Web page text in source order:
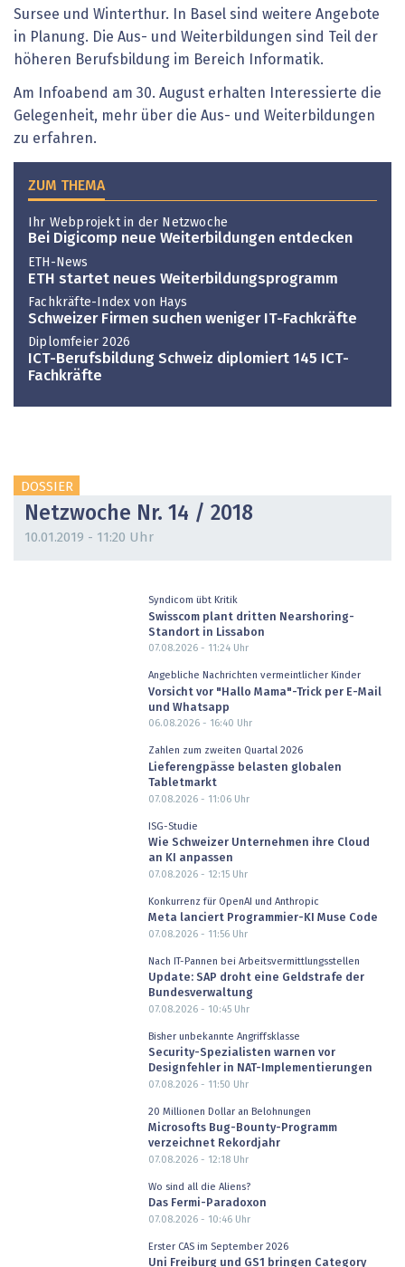
Sursee und Winterthur. In Basel sind weitere Angebote
in Planung. Die Aus- und Weiterbildungen sind Teil der
höheren Berufsbildung im Bereich Informatik.
Am Infoabend am 30. August erhalten Interessierte die
Gelegenheit, mehr über die Aus- und Weiterbildungen
zu erfahren.
ZUM THEMA
Ihr Webprojekt in der Netzwoche
Bei Digicomp neue Weiterbildungen entdecken
ETH-News
ETH startet neues Weiterbildungsprogramm
Fachkräfte-Index von Hays
Schweizer Firmen suchen weniger IT-Fachkräfte
Diplomfeier 2026
ICT-Berufsbildung Schweiz diplomiert 145 ICT-
Fachkräfte
DOSSIER
Netzwoche Nr. 14 / 2018
10.01.2019 - 11:20 Uhr
Syndicom übt Kritik
Swisscom plant dritten Nearshoring-
Standort in Lissabon
07.08.2026 - 11:24Uhr
Angebliche Nachrichten vermeintlicher Kinder
Vorsicht vor "Hallo Mama"-Trick per E-Mail
und Whatsapp
06.08.2026 - 16:40 Uhr
Zahlen zum zweiten Quartal 2026
Lieferengpässe belasten globalen
Tabletmarkt
07.08.2026 - 11:06Uhr
ISG-Studie
Wie Schweizer Unternehmen ihre Cloud
an KI anpassen
07.08.2026 - 12:15Uhr
Konkurrenz für OpenAI und Anthropic
Meta lanciert Programmier-KI Muse Code
07.08.2026 - 11:56Uhr
Nach IT-Pannen bei Arbeitsvermittlungsstellen
Update: SAP droht eine Geldstrafe der
Bundesverwaltung
07.08.2026 - 10:45Uhr
Bisher unbekannte Angriffsklasse
Security-Spezialisten warnen vor
Designfehler in NAT-Implementierungen
07.08.2026 - 11:50 Uhr
20 Millionen Dollar an Belohnungen
Microsofts Bug-Bounty-Programm
verzeichnet Rekordjahr
07.08.2026 - 12:18Uhr
Wo sind all die Aliens?
Das Fermi-Paradoxon
07.08.2026 - 10:46Uhr
Erster CAS im September 2026
Uni Freiburg und GS1 bringen Category